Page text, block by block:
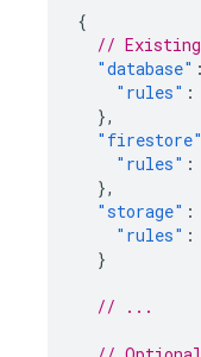
{
//
"database" :
"rules" :
},
"firestore"
"rules" :
},
"storage" :
"rules" :
}
// ...